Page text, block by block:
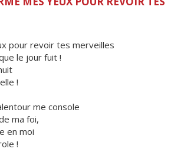
pour revoir tes merveilles
le jour fuit !
!
me console
ma foi,
en moi
!